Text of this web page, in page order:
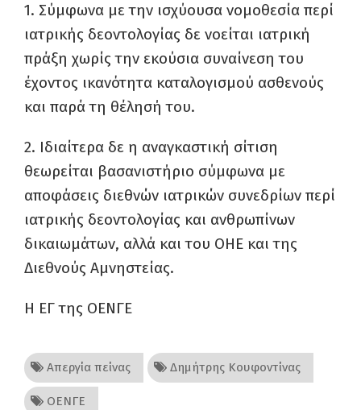
1. Σύμφωνα με την ισχύουσα νομοθεσία περί
ιατρικής δεοντολογίας δε νοείται ιατρική
πράξη χωρίς την εκούσια συναίνεση του
έχοντος ικανότητα καταλογισμού ασθενούς
και παρά τη θέλησή του.
2. Ιδιαίτερα δε η αναγκαστική σίτιση
θεωρείται βασανιστήριο σύμφωνα με
αποφάσεις διεθνών ιατρικών συνεδρίων περί
ιατρικής δεοντολογίας και ανθρωπίνων
δικαιωμάτων, αλλά και του ΟΗΕ και της
Διεθνούς Αμνηστείας.
Η ΕΓ της ΟΕΝΓΕ
Απεργία πείνας Δημήτρης Κουφοντίνας
ΟΕΝΓΕ